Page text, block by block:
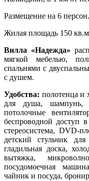
Размещение на 6 персон.
Жилая площадь 150
Вилла «Надежда»
мягкой мебелью,
спальнями с
с душем.
Удобства: полотенца и
для душа, шампунь,
потолочные
беспроводной доступ
стереосистема, DVD-
детский стульчик
гладильная доска,
вытяжка,
посудомоечная
чайник и посуда,